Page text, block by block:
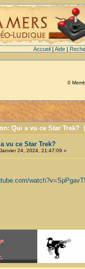
Accueil| Aide|
0
Qui a vu ce Star Trek?
vu ce Star Trek?
24, 2024, 21:47:09 »